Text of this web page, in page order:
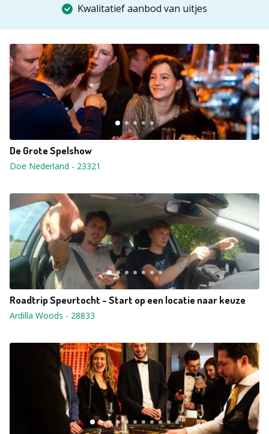
Kwalitatief aanbod van uitjes
De Grote Spelshow
Doe Nederland - 23321
Roadtrip Speurtocht - Start op een locatie naar keuze
Ardilla Woods - 28833